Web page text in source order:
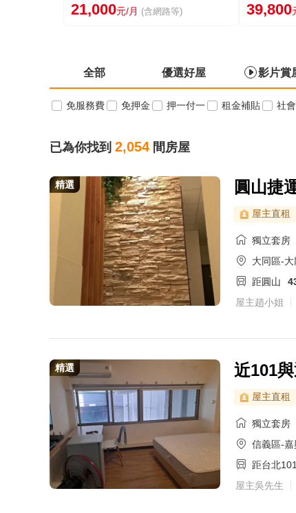
21,000元/月 (含網路等) 39,800
全部 優選好屋 影片賞
免服務費 免押金 押一付一 租金補貼 社
已為你找到 2,054 間房屋
精選 圓山捷
屋主直租
獨立套房
大同區-
距圓山
屋主趙小姐
精選 近101
屋主直租
獨立套房
信義區-
距台北
屋主吳先生